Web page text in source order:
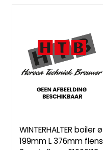
WINTERHALTER boiler ø
199mm L 376mm flens